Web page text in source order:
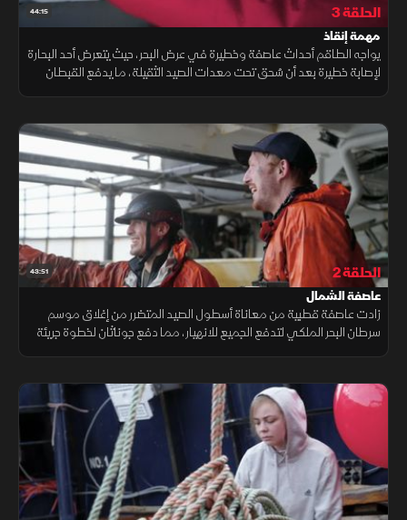
44:15 الحلقة 3
مهمة إنقاذ
يواجه الطاقم أحداث عاصفة وخطيرة في عرض البحر، حيث يتعرض أحد البحارة
لإصابة خطيرة بعد أن سُحق تحت معدات الصيد الثقيلة، ما يدفع القبطان
43:51 الحلقة 2
عاصفة الشمال
زادت عاصفة قطبية من معاناة أسطول الصيد المتضرر من إغلاق موسم
سرطان البحر الملكي لتدفع الجميع للانهيار، مما دفع جوناثان لخطوة جريئة